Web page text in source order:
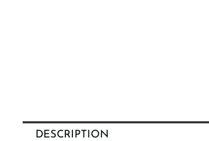
DESCRIPTION